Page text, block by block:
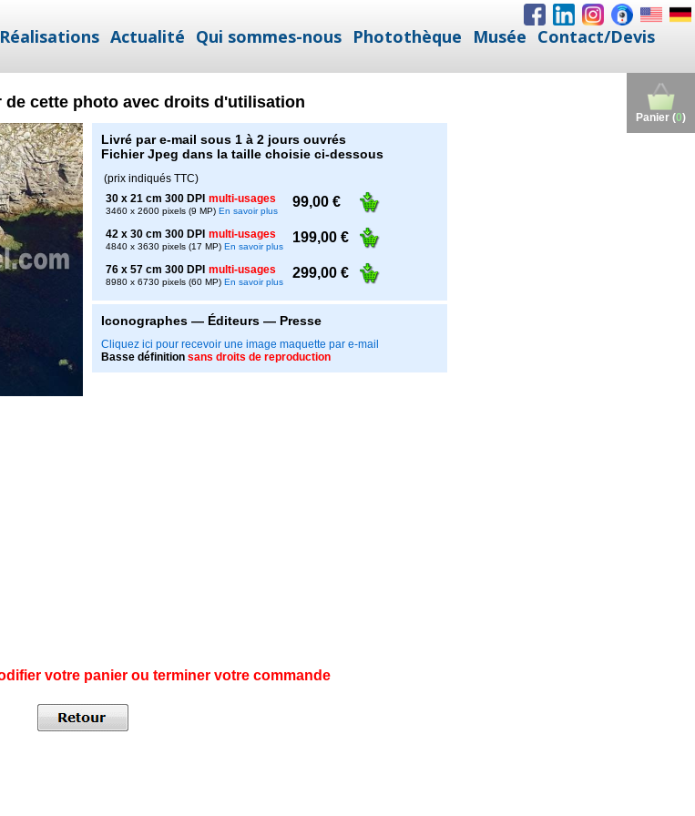
Réalisations Actualité Qui sommes-nous Photothèque Musée Contact/Devis